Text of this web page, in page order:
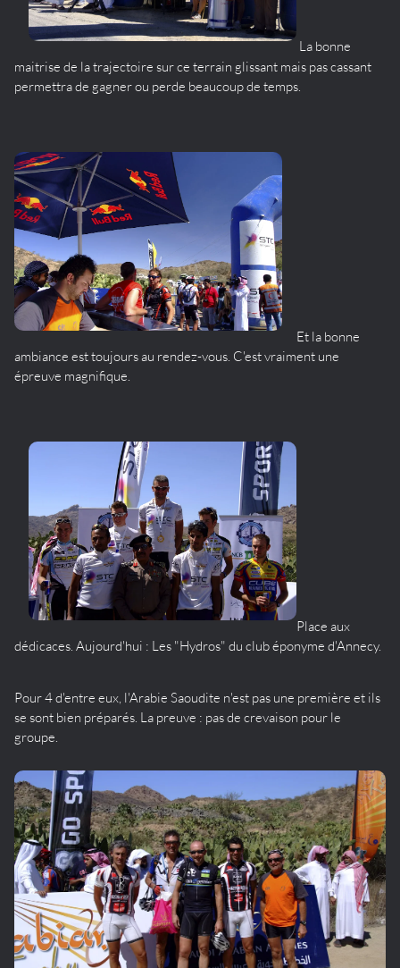
La bonne
maitrise de la trajectoire sur ce terrain glissant mais pas cassant
permettra de gagner ou perde beaucoup de temps.
Et la bonne
ambiance est toujours au rendez-vous. C'est vraiment une
épreuve magnifique.
Place aux
dédicaces. Aujourd'hui : Les "Hydros" du club éponyme d'Annecy.
Pour 4 d'entre eux, l'Arabie Saoudite n'est pas une première et ils
se sont bien préparés. La preuve : pas de crevaison pour le
groupe.